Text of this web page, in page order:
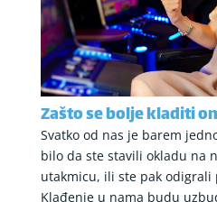
Zašto se bolje kladiti
Svatko od nas je barem
bilo da ste stavili okladu na
utakmicu, ili ste pak
Klađenje u nama budu